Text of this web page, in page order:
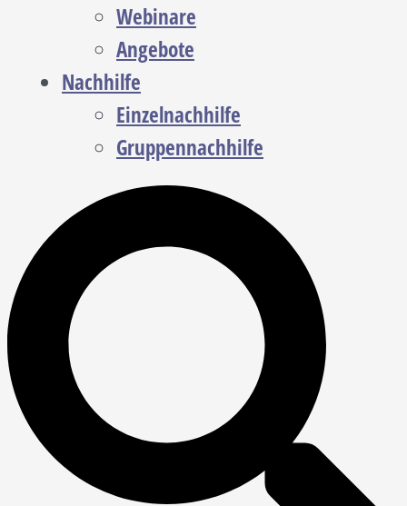
Webinare
Angebote
Nachhilfe
Einzelnachhilfe
Gruppennachhilfe